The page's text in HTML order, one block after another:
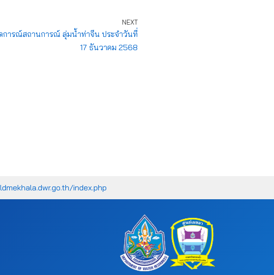
NEXT
การณ์สถานการณ์ ลุ่มน้ำท่าจีน ประจำวันที่
17 ธันวาคม 2568
index.php